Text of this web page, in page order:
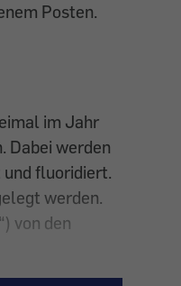
Posten.
im Jahr
Dabei werden
und fluoridiert.
werden.
von den